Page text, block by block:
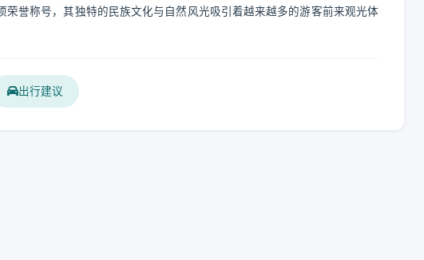
荣誉称号，其独特的民族文化与自然风光吸引着越来越多的游客前来观光体
出行建议